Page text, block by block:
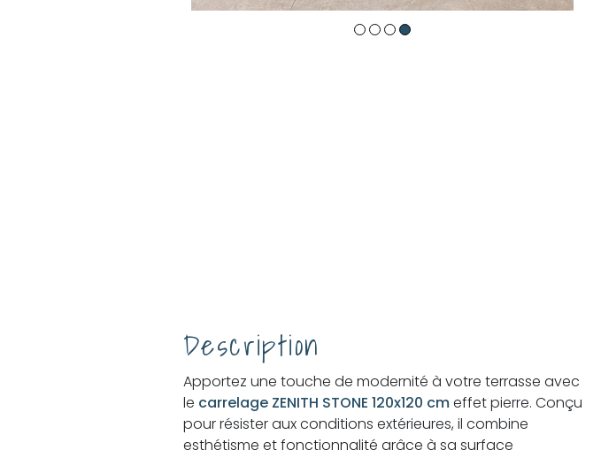
Description
Apportez une touche de modernité à votre terrasse avec
le carrelage ZENITH STONE 120x120 cmeffet pierre. Conçu
pour résister aux conditions extérieures, il combine
esthétisme et fonctionnalité grâce à sa surface